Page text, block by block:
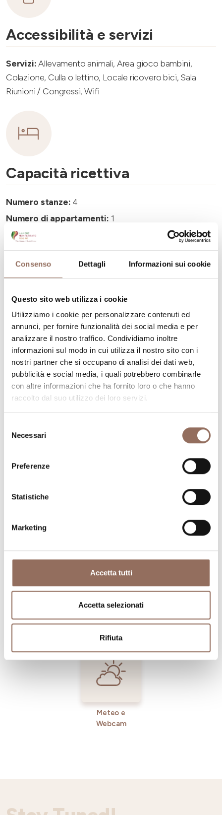
Consenso Dettagli Informazioni sui cookie
Questo sito web utilizza i cookie
Utilizziamo i cookie per personalizzare contenuti ed
annunci, per fornire funzionalità dei social media e per
analizzare il nostro traffico. Condividiamo inoltre
informazioni sul modo in cui utilizza il nostro sito con i
nostri partner che si occupano di analisi dei dati web,
pubblicità e social media, i quali potrebbero combinarle
con altre informazioni che ha fornito loro o che hanno
raccolto dal suo utilizzo dei loro servizi.
delNecessari
Preferenze
Statistiche
Marketing
Accetta tutti
Accetta selezionati
Rifiuta
Accessibilità e servizi
Servizi:Allevamento animali, Area gioco bambini,
Colazione, Culla o lettino, Locale ricovero bici, Sala
Riunioni / Congressi, Wifi
Capacità ricettiva
Numero stanze: 4
Numero di appartamenti: 1
Numero di camere:
Numero di bagni negli appartamenti:1
Numero di bagni:
4
La tua vacanza
Pianifica dove dormire, dove mangiare, cosa fare e
visitare in ogni angolo di Langhe Monferrato Roero, con
un occhio al meteo in tempo reale
Incoming
Meteo e
Webcam